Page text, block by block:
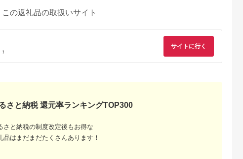
この返礼品の取扱いサイト
サイトに行く
さと納税 還元率ランキングTOP300
さと納税の制度改定後もお得な
品はまだまだたくさんあります！